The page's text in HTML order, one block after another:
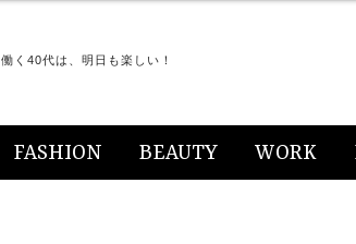
働く40代は、明日も楽しい！
FASHION BEAUTY WORK